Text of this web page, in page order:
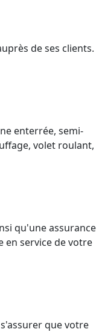
de ses clients.
enterrée, semi-
volet roulant,
qu'une assurance
en service de votre
que votre